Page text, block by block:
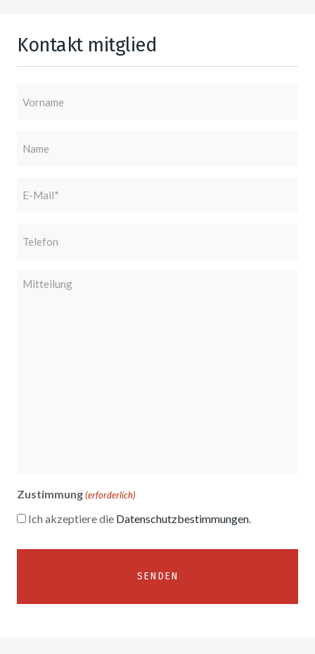
Kontakt mitglied
Mitteilung
Zustimmung (erforderlich)
Ich akzeptiere die Datenschutzbestimmungen